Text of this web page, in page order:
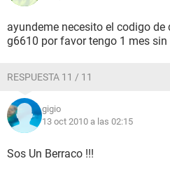
ayundeme necesito el codigo de
g6610 por favor tengo 1 mes
RESPUESTA 11 / 11
gigio
13 oct 2010 a las 02:15
Sos Un Berraco !!!